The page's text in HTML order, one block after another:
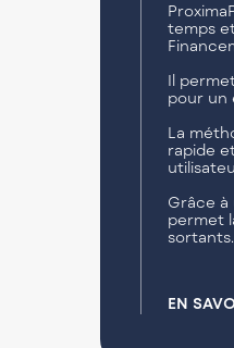
temps
Il
pour un
La
rapide
Grâce
permet
sortants.
EN